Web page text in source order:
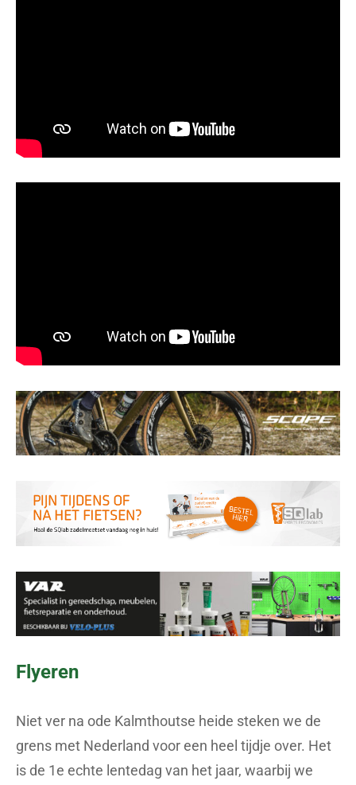
Flyeren
Niet ver na ode Kalmthoutse heide steken we de
grens met Nederland voor een heel tijdje over. Het
is de 1e echte lentedag van het jaar, waarbij we